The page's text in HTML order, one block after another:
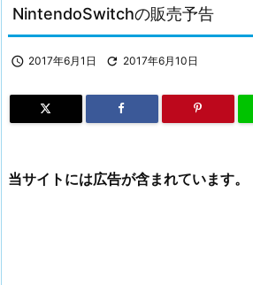
NintendoSwitchの販売予告
 2017年6月1日  2017年6月10日
当サイトには広告が含まれています。